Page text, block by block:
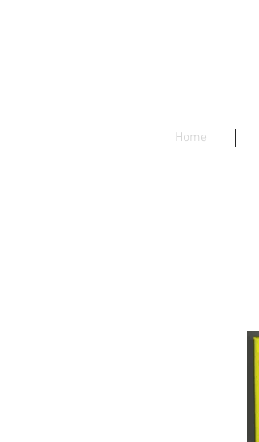
Home